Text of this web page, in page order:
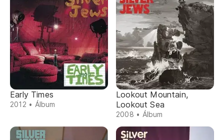
Early Times
2012 • Álbum
Lookout Mountain,
Lookout Sea
2008 • Álbum